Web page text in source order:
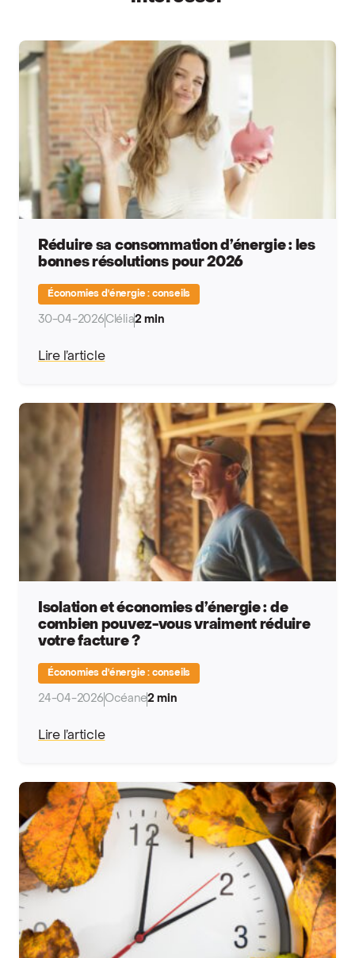
Réduire sa consommation d’énergie : les
bonnes résolutions pour 2026
Économies d'énergie : conseils
30-04-2026Clélia2 min
Lire l’article
Isolation et économies d’énergie : de
combien pouvez-vous vraiment réduire
votre facture ?
Économies d'énergie : conseils
24-04-2026Océane2 min
Lire l’article